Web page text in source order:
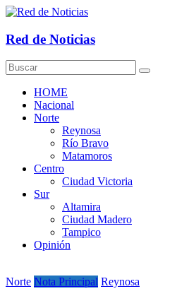
Saltar
contenido
Red de Noticias
HOME
Nacional
Norte
Reynosa
Río Bravo
Matamoros
Centro
Ciudad Victoria
Sur
Altamira
Ciudad Madero
Tampico
Opinión
Norte Nota Principal Reynosa